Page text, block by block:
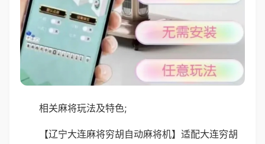
相关麻将玩法及特色;
【辽宁大连麻将穷胡自动麻将机】适配大连穷胡